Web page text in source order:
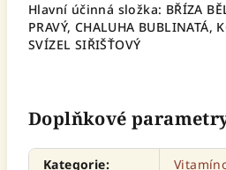
Hlavní účinná složka: BŘÍZA
PRAVÝ, CHALUHA BUBLINATÁ,
SVÍZEL SIŘIŠŤOVÝ
Doplňkové
Kategorie: